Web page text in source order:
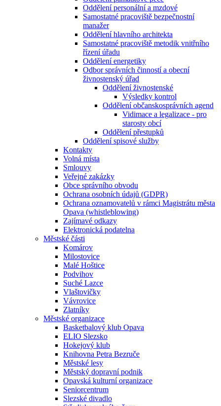
Oddělení personální a mzdové
Samostatné pracoviště bezpečnostní
manažer
Oddělení hlavního architekta
Samostatné pracoviště metodik vnitřního
řízení úřadu
Oddělení energetiky
Odbor správních činností a obecní
živnostenský úřad
Oddělení živnostenské
Výsledky kontrol
Oddělení občanskosprávních agend
Vidimace a legalizace - pro
starosty obcí
Oddělení přestupků
Oddělení spisové služby
Kontakty
Volná místa
Smlouvy
Veřejné zakázky
Obce správního obvodu
Ochrana osobních údajů (GDPR)
Ochrana oznamovatelů v rámci Magistrátu města
Opava (whistleblowing)
Zajímavé odkazy
Elektronická podatelna
Městské části
Komárov
Milostovice
Malé Hoštice
Podvihov
Suché Lazce
Vlaštovičky
Vávrovice
Zlatníky
Městské organizace
Basketbalový klub Opava
ELIO Slezsko
Hokejový klub
Knihovna Petra Bezruče
Městské lesy
Městský dopravní podnik
Opavská kulturní organizace
Seniorcentrum
Slezské divadlo